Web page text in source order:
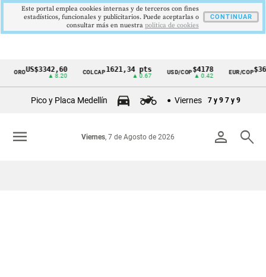
Cintillo
Colombia
OROUS$3342,60
▲ 8.20
COLCAP1621,34 pts
▲ 0.67
USD/COP$4178
▲ 0.42
EUR/COP
Pico y Placa Medellín Viernes 7 y 9 7 y 9
person search
Viernes, 7 de Agosto de 2026
menu
Este portal emplea cookies internas y de terceros con fines
estadísticos, funcionales y publicitarios. Puede aceptarlas o
consultar más en nuestra politica de cookies
CONTINUAR